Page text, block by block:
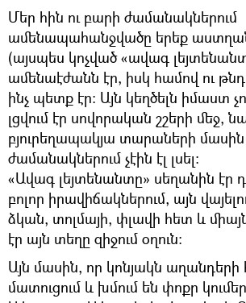
Մեր հին ու բարի ժամանակներում
ամենապահանջվածը երեք
(այսպես կոչված «ավագ
ամենաէժանն էր, իսկ համով ու
ինչ պետք էր։ Այն կեղծելն իմաստ
լցվում էր սովորական շշերի մեջ,
բյուրեղապակյա տարաների մասին
ժամանակներում չէին էլ լսել։
«Ավագ լեյտենանտը» սեղանին էր
բոլոր իրավիճակներում, այն
ձկան, տոլմայի, փլավի հետ և
էր այն տեղը զիջում օղուն։
Այն մասին, որ կոնյակն աղանդերի
մատուցում և խմում են փոքր